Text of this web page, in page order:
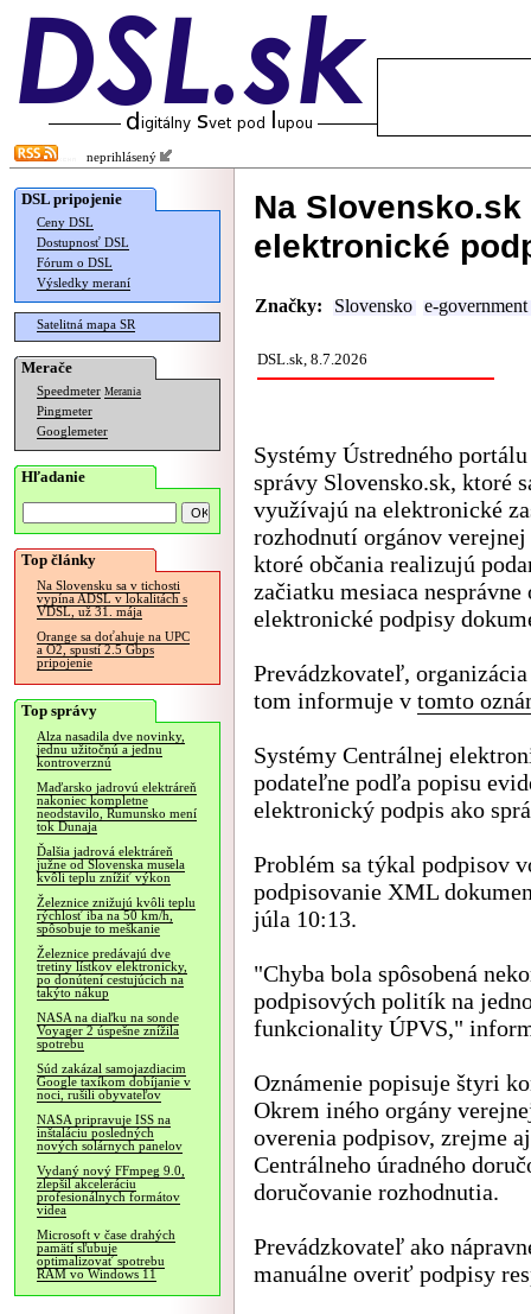
neprihlásený
DSL pripojenie
Ceny DSL
Dostupnosť DSL
Fórum o DSL
Výsledky meraní
Satelitná mapa SR
Merače
Speedmeter Merania
Pingmeter
Googlemeter
Hľadanie
Top články
Na Slovensku sa v tichosti
vypína ADSL v lokalitách s
VDSL, už 31. mája
Orange sa doťahuje na UPC
a O2, spustí 2.5 Gbps
pripojenie
Top správy
Alza nasadila dve novinky,
jednu užitočnú a jednu
kontroverznú
Maďarsko jadrovú elektráreň
nakoniec kompletne
neodstavilo, Rumunsko mení
tok Dunaja
Ďalšia jadrová elektráreň
južne od Slovenska musela
kvôli teplu znížiť výkon
Železnice znižujú kvôli teplu
rýchlosť iba na 50 km/h,
spôsobuje to meškanie
Železnice predávajú dve
tretiny lístkov elektronicky,
po donútení cestujúcich na
takýto nákup
NASA na diaľku na sonde
Voyager 2 úspešne znížila
spotrebu
Súd zakázal samojazdiacim
Google taxíkom dobíjanie v
noci, rušili obyvateľov
NASA pripravuje ISS na
inštaláciu posledných
nových solárnych panelov
Vydaný nový FFmpeg 9.0,
zlepšil akceleráciu
profesionálnych formátov
videa
Microsoft v čase drahých
pamätí sľubuje
optimalizovať spotrebu
RAM vo Windows 11
Na
elektronické
Značky: Slovensko e-government
DSL.sk, 8.7.2026
Systémy Ústredného
správy Slovensko.sk, ktoré
využívajú na elektronické
rozhodnutí orgánov
ktoré občania realizujú
začiatku mesiaca
elektronické podpisy
Prevádzkovateľ,
tom informuje v tomto
Systémy Centrálnej
podateľne podľa popisu
elektronický podpis ako
Problém sa týkal podpisov
podpisovanie XML
júla 10:13.
"Chyba bola spôsobená
podpisových politík na
funkcionality ÚPVS,"
Oznámenie popisuje štyri
Okrem iného orgány
overenia podpisov, zrejme
Centrálneho úradného
doručovanie rozhodnutia.
Prevádzkovateľ ako
manuálne overiť podpisy